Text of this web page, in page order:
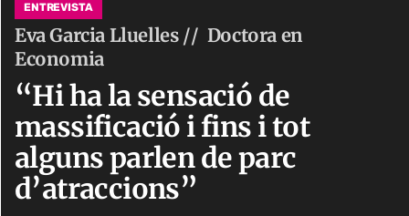
ENTREVISTA
Eva Garcia Lluelles // Doctora en
Economia
“Hi ha la sensació de
massificació i fins i tot
alguns parlen de parc
d’atraccions”